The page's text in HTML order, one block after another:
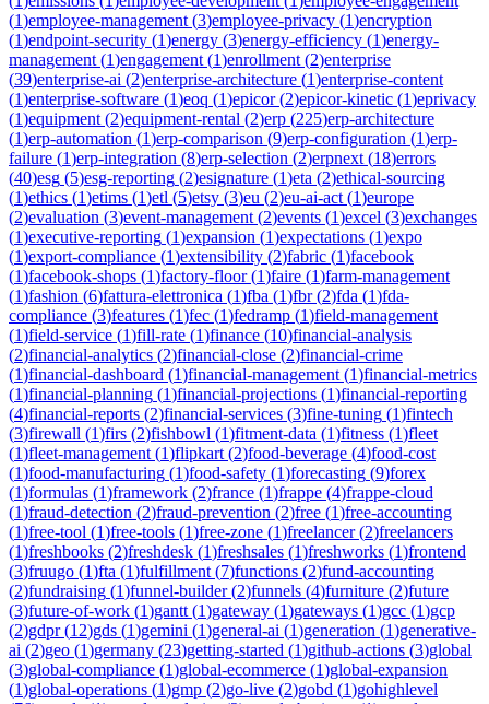
(1)employee-management (3)employee-privacy (1)encryption
(1)endpoint-security (1)energy (3)energy-efficiency (1)energy-
management (1)engagement (1)enrollment (2)enterprise
(39)enterprise-ai (2)enterprise-architecture (1)enterprise-content
(1)enterprise-software (1)eoq (1)epicor(2)epicor-kinetic (1)eprivacy
(1)equipment (2)equipment-rental (2)erp (225)erp-architecture
(1)erp-automation (1)erp-comparison (9)erp-configuration (1)erp-
failure (1)erp-integration (8)erp-selection (2)erpnext (18)errors
(40)esg (5)esg-reporting (2)esignature (1)eta (2)ethical-sourcing
(1)ethics (1)etims (1)etl (5)etsy (3)eu (2)eu-ai-act (1)europe
(2)evaluation (3)event-management (2)events (1)excel (3)exchanges
(1)executive-reporting (1)expansion (1)expectations (1)expo
(1)export-compliance (1)extensibility (2)fabric (1)facebook
(1)facebook-shops (1)factory-floor(1)faire (1)farm-management
(1)fashion (6)fattura-elettronica (1)fba (1)fbr(2)fda (1)fda-
compliance (3)features (1)fec (1)fedramp (1)field-management
(1)field-service (1)fill-rate (1)finance (10)financial-analysis
(2)financial-analytics (2)financial-close (2)financial-crime
(1)financial-dashboard (1)financial-management (1)financial-metrics
(1)financial-planning (1)financial-projections (1)financial-reporting
(4)financial-reports (2)financial-services (3)fine-tuning (1)fintech
(3)firewall (1)firs (2)fishbowl (1)fitment-data (1)fitness (1)fleet
(1)fleet-management (1)flipkart (2)food-beverage (4)food-cost
(1)food-manufacturing (1)food-safety (1)forecasting (9)forex
(1)formulas (1)framework (2)france (1)frappe (4)frappe-cloud
(1)fraud-detection (2)fraud-prevention (2)free (1)free-accounting
(1)free-tool (1)free-tools (1)free-zone (1)freelancer(2)freelancers
(1)freshbooks (2)freshdesk (1)freshsales (1)freshworks (1)frontend
(3)fruugo (1)fta (1)fulfillment (7)functions (2)fund-accounting
(2)fundraising (1)funnel-builder(2)funnels (4)furniture (2)future
(3)future-of-work (1)gantt (1)gateway (1)gateways (1)gcc (1)gcp
(2)gdpr(12)gds (1)gemini (1)general-ai (1)generation (1)generative-
ai (2)geo (1)germany (23)getting-started (1)github-actions (3)global
(3)global-compliance (1)global-ecommerce (1)global-expansion
(1)global-operations (1)gmp (2)go-live (2)gobd (1)gohighlevel